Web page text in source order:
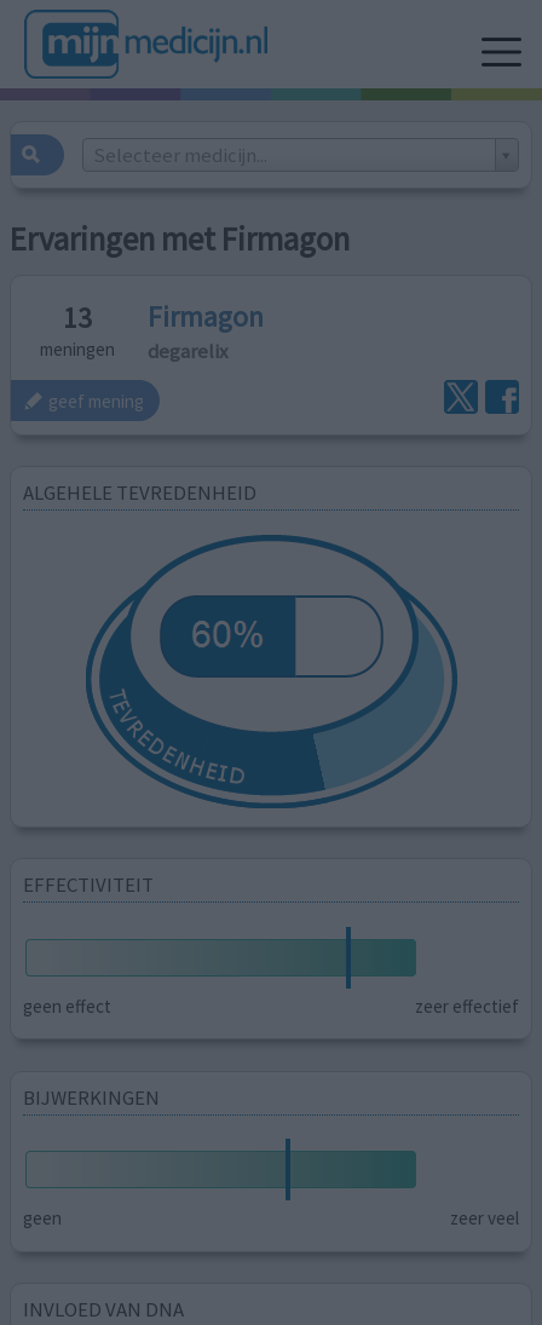
Selecteer medicijn...
Ervaringen met Firmagon
13
meningen
Firmagon
degarelix
geef mening
ALGEHELE TEVREDENHEID
EFFECTIVITEIT
geen effect zeer effectief
BIJWERKINGEN
geen zeer veel
INVLOED VAN DNA